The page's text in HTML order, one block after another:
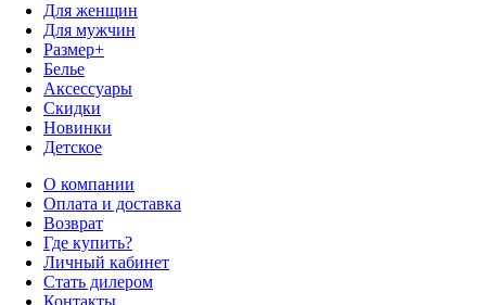
Для женщин
Для мужчин
Размер+
Белье
Аксессуары
Скидки
Новинки
Детское
О компании
Оплата и доставка
Возврат
Где купить?
Личный кабинет
Стать дилером